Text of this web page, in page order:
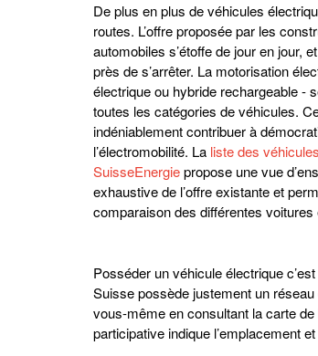
De plus en plus de véhicules
routes. L’offre proposée par les
automobiles s’étoffe de jour en jour,
près de s’arrêter. La motorisation
électrique ou hybride rechargeable -
toutes les catégories de véhicules.
indéniablement contribuer à
l’électromobilité. La liste des
SuisseEnergiepropose une vue
exhaustive de l’offre existante et
comparaison des différentes voitures
Posséder un véhicule électrique
Suisse possède justement un
vous-même en consultant la carte
participative indique l’emplacement